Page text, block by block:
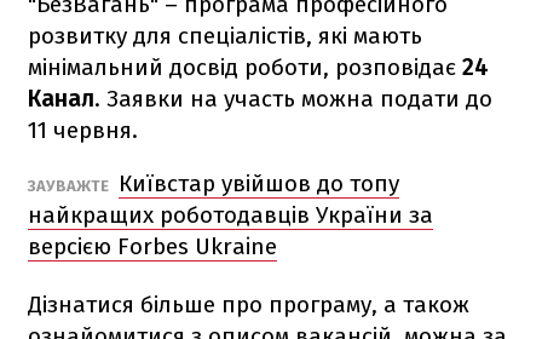
розвитку для спеціалістів, які мають
мінімальний досвід роботи, розповідає 24
Канал. Заявки на участь можна подати до
11 червня.
ЗАУВАЖТЕ
Київстар увійшов до топу
найкращих роботодавців України за
версією Forbes Ukraine
Дізнатися більше про програму, а також